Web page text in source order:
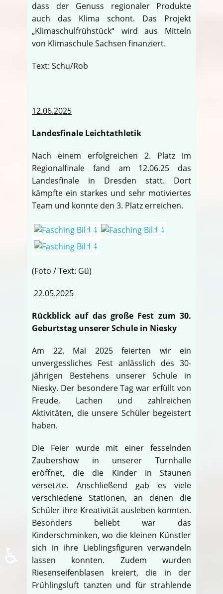
dass der Genuss regionaler Produkte
auch das Klima schont. Das Projekt
„Klimaschulfrühstück“ wird aus Mitteln
von Klimaschule Sachsen finanziert.
Text: Schu/Rob
12.06.2025
Landesfinale Leichtathletik
Nach einem erfolgreichen 2. Platz im
Regionalfinale fand am 12.06.25 das
Landesfinale in Dresden statt. Dort
kämpfte ein starkes und sehr motiviertes
Team und konnte den 3. Platz erreichen.
(Foto / Text: Gü)
22.05.2025
Rückblick auf das große Fest zum 30.
Geburtstag unserer Schule in Niesky
Am 22. Mai 2025 feierten wir ein
unvergessliches Fest anlässlich des 30-
jährigen Bestehens unserer Schule in
Niesky. Der besondere Tag war erfüllt von
Freude, Lachen und zahlreichen
Aktivitäten, die unsere Schüler begeistert
haben.
Die Feier wurde mit einer fesselnden
Zaubershow in unserer Turnhalle
eröffnet, die die Kinder in Staunen
versetzte. Anschließend gab es viele
verschiedene Stationen, an denen die
Schüler ihre Kreativität ausleben konnten.
Besonders beliebt war das
Kinderschminken, wo die kleinen Künstler
sich in ihre Lieblingsfiguren verwandeln
lassen konnten. Zudem wurden
Riesenseifenblasen kreiert, die in der
Frühlingsluft tanzten und für strahlende